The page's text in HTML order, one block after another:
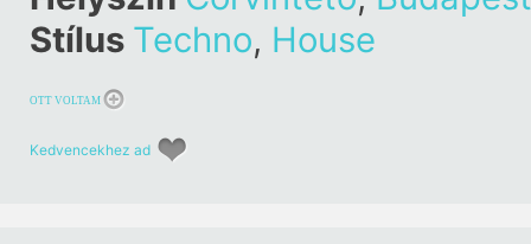
Stílus Techno, House
OTT VOLTAM
Kedvencekhez ad